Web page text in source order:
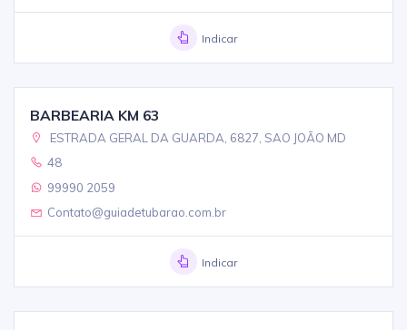
Indicar
BARBEARIA KM 63
ESTRADA GERAL DA GUARDA, 6827, SAO JOÃO MD
48
99990 2059
Contato@guiadetubarao.com.br
Indicar